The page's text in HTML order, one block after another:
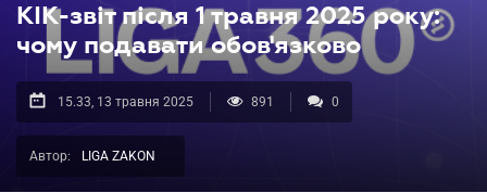
КІК-звіт після 1 травня 2025 року:
чому подавати обов'язково
15.33, 13 травня 2025 891 0
Автор: LIGA ZAKON